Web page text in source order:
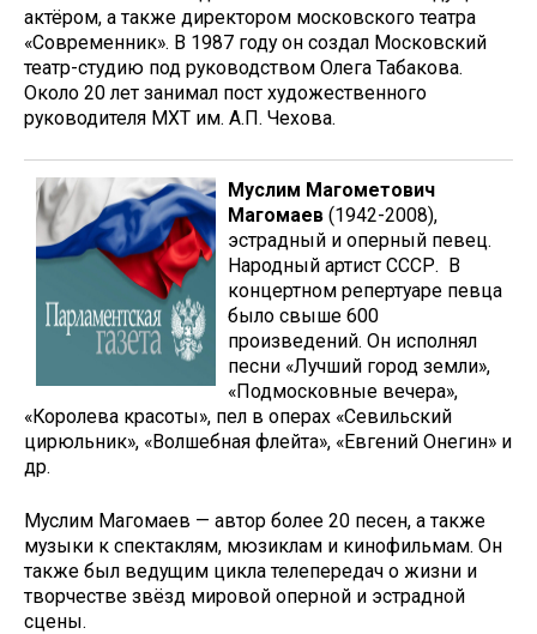
актёром, а также директором московского театра
«Современник». В 1987 году он создал Московский
театр-студию под руководством Олега Табакова.
Около 20 лет занимал пост художественного
руководителя МХТ им. А.П. Чехова.
Муслим Магометович
Магомаев (1942-2008),
эстрадный и оперный певец.
Народный артист СССР. В
концертном репертуаре певца
было свыше 600
произведений. Он исполнял
песни «Лучший город земли»,
«Подмосковные вечера»,
«Королева красоты», пел в операх «Севильский
цирюльник», «Волшебная флейта», «Евгений Онегин» и
др.
Муслим Магомаев — автор более 20 песен, а также
музыки к спектаклям, мюзиклам и кинофильмам. Он
также был ведущим цикла телепередач о жизни и
творчестве звёзд мировой оперной и эстрадной
сцены.